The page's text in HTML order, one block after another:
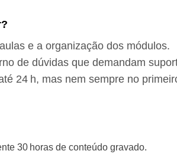
e a organização dos módulos.
de dúvidas que demandam
24 h, mas nem sempre no
30 horas de conteúdo gravado.